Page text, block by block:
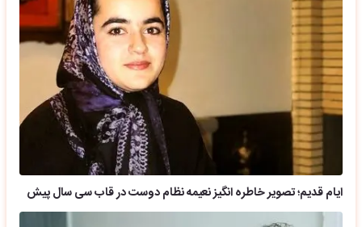
ایام قدیم؛ تصویر خاطره انگیز نعیمه نظام دوست در قاب سی سال پیش